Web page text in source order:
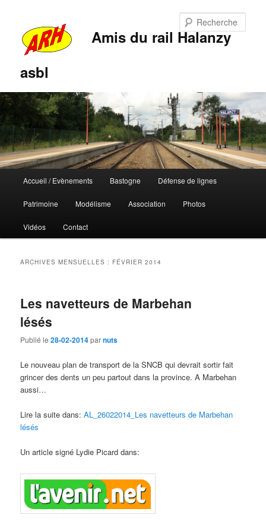
Amis du rail Halanzy
asbl
principal
Aller
au
contenu
principal
Aller
au
contenu
secondaire
Accueil / Evènements Bastogne Défense de lignes
Patrimoine Modélisme Association Photos
Vidéos Contact
ARCHIVES MENSUELLES : FÉVRIER 2014
Les navetteurs de Marbehan
lésés
Publié le28-02-2014parnuts
Le nouveau plan de transport de la SNCB qui devrait sortir fait
grincer des dents un peu partout dans la province. A Marbehan
aussi…
Lire la suite dans:AL_26022014_Les navetteurs de Marbehan
lésés
Un article signé Lydie Picard dans: